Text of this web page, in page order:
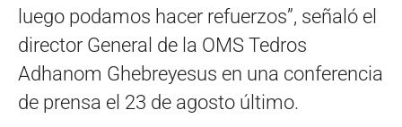
luego podamos hacer refuerzos”, señaló el
director General de la OMS Tedros
Adhanom Ghebreyesus en una conferencia
de prensa el 23 de agosto último.